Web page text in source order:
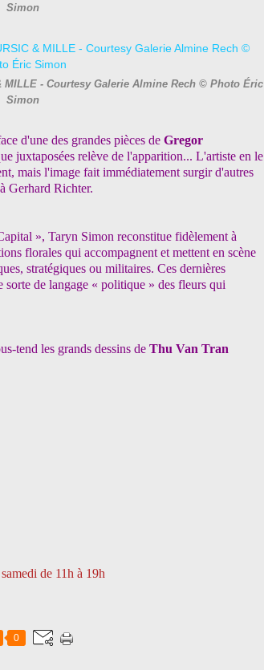
Simon
MILLE - Courtesy Galerie Almine Rech © Photo Éric
Simon
d'une des grandes pièces de Gregor
juxtaposées relève de l'apparition... L'artiste en le
mais l'image fait immédiatement surgir d'autres
Gerhard Richter.
», Taryn Simon reconstitue fidèlement à
florales qui accompagnent et mettent en scène
stratégiques ou militaires. Ces dernières
sorte de langage « politique » des fleurs qui
tend les grands dessins de Thu Van Tran
de 11h à 19h
0